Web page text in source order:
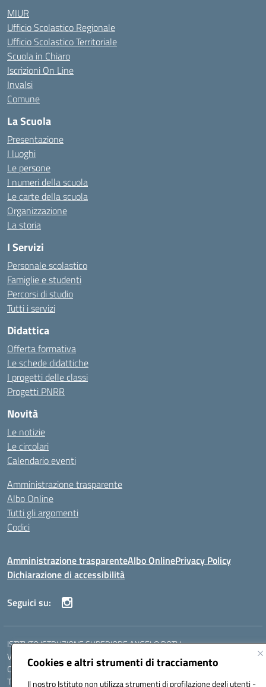
Cookies e altri strumenti di tracciamento
Il nostro Istituto non utilizza strumenti di profilazione degli utenti -
MIUR
Ufficio Scolastico Regionale
Ufficio Scolastico Territoriale
Scuola in Chiaro
Iscrizioni On Line
Invalsi
Comune
La Scuola
Presentazione
I luoghi
Le persone
I numeri della scuola
Le carte della scuola
Organizzazione
La storia
I Servizi
Personale scolastico
Famiglie e studenti
Percorsi di studio
Tutti i servizi
Didattica
Offerta formativa
Le schede didattiche
I progetti delle classi
Progetti PNRR
Novità
Le notizie
Le circolari
Calendario eventi
Amministrazione trasparente
Albo Online
Tutti gli argomenti
Codici
Amministrazione trasparenteAlbo OnlinePrivacy Policy
Dichiarazione di accessibilità
Seguici su:
ISTITUTO ISTRUZIONE SUPERIORE ANGELO ROTH
VIA DIEZ 07041 ALGHERO (SS)
Codice fiscale: 80004310902 Codice meccanografico: SSIS019006
Telefono: 079951627